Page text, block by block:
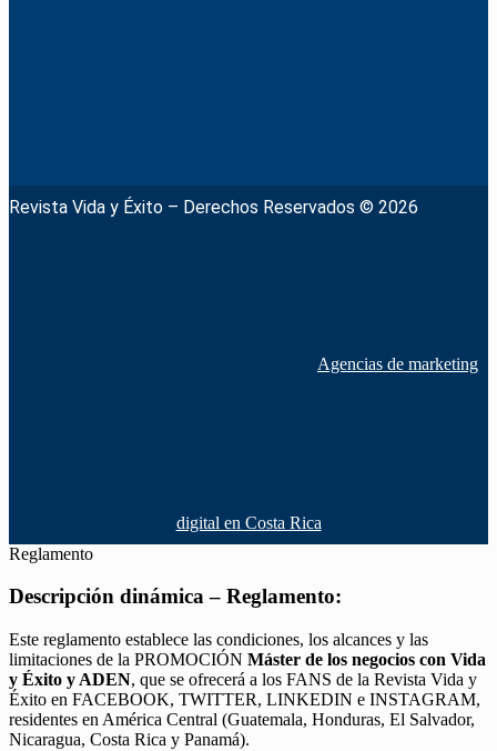
Revista Vida y Éxito – Derechos Reservados © 2026
Agencias de marketing
digital en Costa Rica
Reglamento
Descripción dinámica – Reglamento:
Este reglamento establece las condiciones, los alcances y las
limitaciones de la PROMOCIÓN Máster de los negocios con Vida
y Éxito y ADEN, que se ofrecerá a los FANS de la Revista Vida y
Éxito en FACEBOOK, TWITTER, LINKEDIN e INSTAGRAM,
residentes en América Central (Guatemala, Honduras, El Salvador,
Nicaragua, Costa Rica y Panamá).